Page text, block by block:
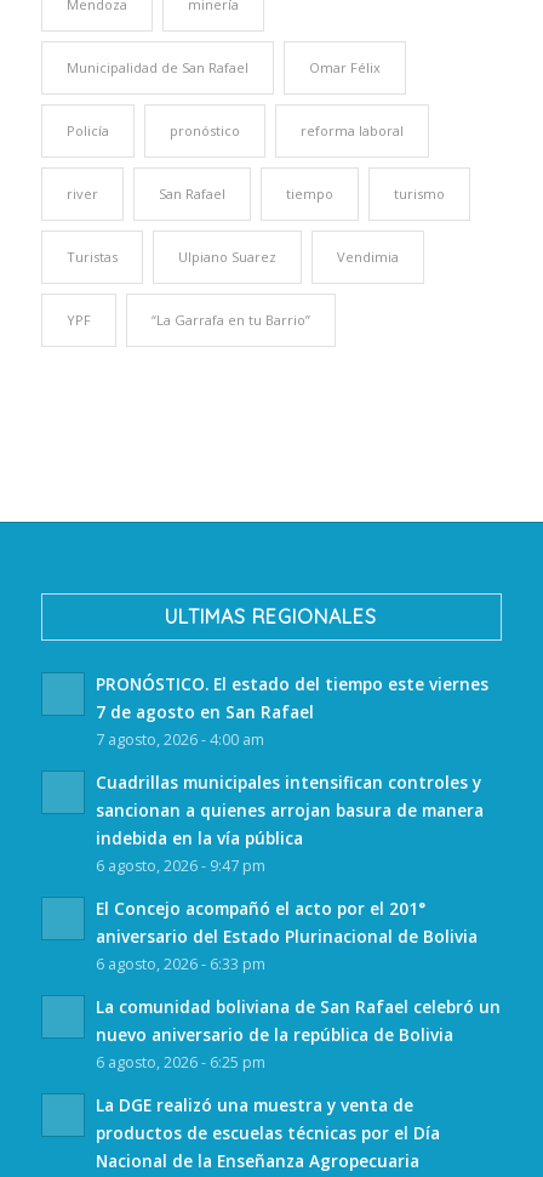
Mendoza minería
Municipalidad de San Rafael Omar Félix
Policía pronóstico reforma laboral
river San Rafael tiempo turismo
Turistas Ulpiano Suarez Vendimia
YPF “La Garrafa en tu Barrio”
ULTIMAS REGIONALES
PRONÓSTICO. El estado del tiempo este viernes
7 de agosto en San Rafael
7 agosto, 2026 - 4:00 am
Cuadrillas municipales intensifican controles y
sancionan a quienes arrojan basura de manera
indebida en la vía pública
6 agosto, 2026 - 9:47 pm
El Concejo acompañó el acto por el 201°
aniversario del Estado Plurinacional de Bolivia
6 agosto, 2026 - 6:33 pm
La comunidad boliviana de San Rafael celebró un
nuevo aniversario de la república de Bolivia
6 agosto, 2026 - 6:25 pm
La DGE realizó una muestra y venta de
productos de escuelas técnicas por el Día
Nacional de la Enseñanza Agropecuaria